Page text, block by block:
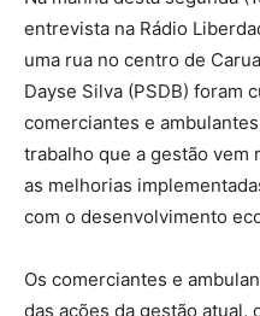
entrevista na Rádio
uma rua no centro de
Dayse Silva (PSDB) foram
comerciantes e
trabalho que a gestão vem
as melhorias
com o desenvolvimento
Os comerciantes e
das ações da gestão